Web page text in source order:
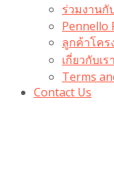
ร่วมงานกั
Pennello
ลูกค้าโคร
เกี่ยวกับเรา
Terms
Contact Us